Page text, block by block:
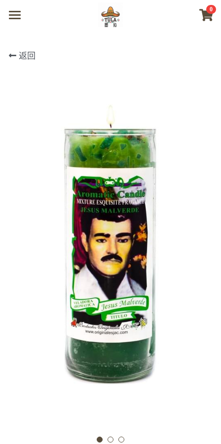
0
商城
微信联系
返回
×
商品分类
所有商品分类